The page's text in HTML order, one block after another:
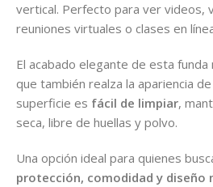
vertical. Perfecto para ver videos,
reuniones virtuales o clases en
El acabado elegante de esta
que también realza la apariencia
superficie es fácil de limpiar,
seca, libre de huellas y polvo.
Una opción ideal para quienes
protección, comodidad y diseño